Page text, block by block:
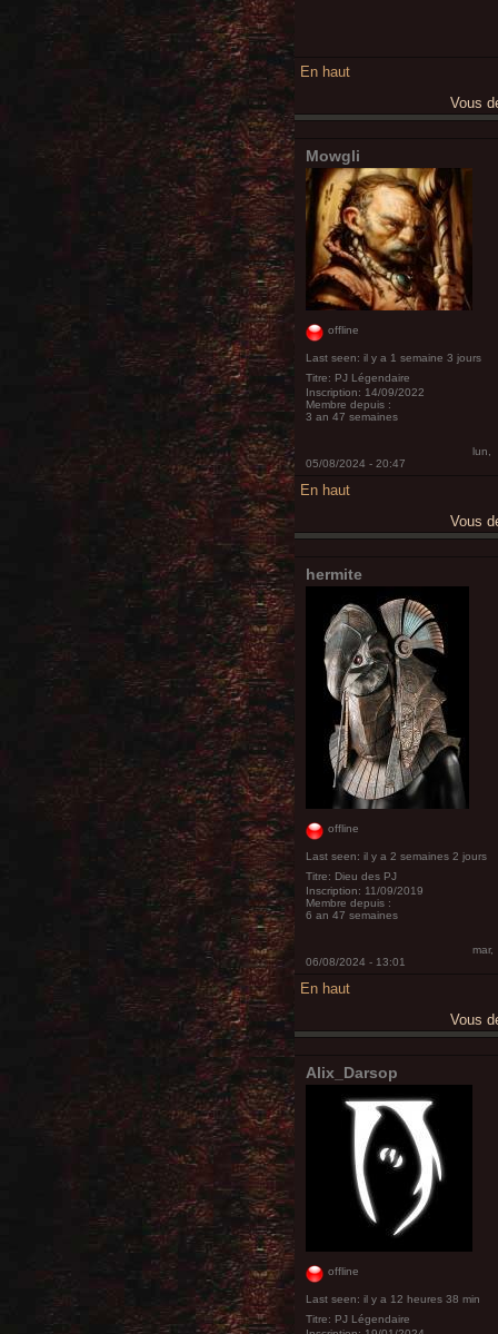
En haut
Vous
Mowgli
offline
Last seen: il y a 1 semaine 3 jours
Titre: PJ Légendaire
Inscription: 14/09/2022
Membre depuis :
3 an 47 semaines
lun,
05/08/2024 - 20:47
En haut
Vous
hermite
offline
Last seen: il y a 2 semaines 2 jours
Titre: Dieu des PJ
Inscription: 11/09/2019
Membre depuis :
6 an 47 semaines
mar,
06/08/2024 - 13:01
En haut
Vous
Alix_Darsop
offline
Last seen: il y a 12 heures 38 min
Titre: PJ Légendaire